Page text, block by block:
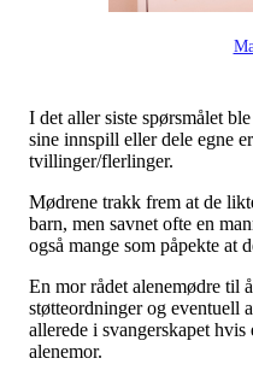
I det aller siste spørsmålet
sine innspill eller dele egne
tvillinger/flerlinger.
Mødrene trakk frem at de
barn, men savnet ofte en
også mange som påpekte at
En mor rådet alenemødre til
støtteordninger og eventuell
allerede i svangerskapet
alenemor.